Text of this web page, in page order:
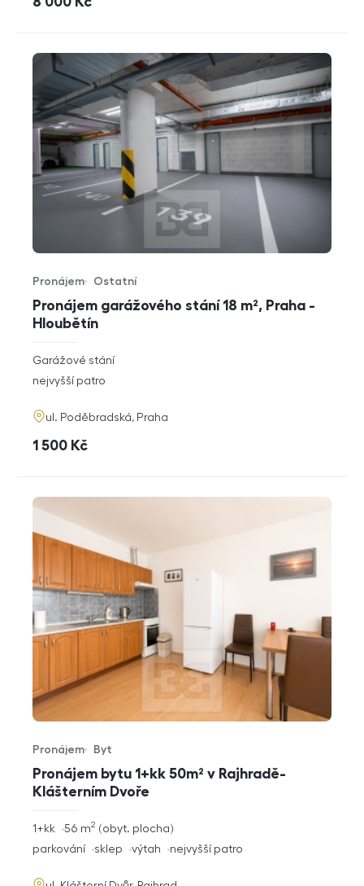
Pronájem garážového stání 18 m², Praha -
Hloubětín
Typ nabídky
Pronájem
Typ nemovitosti
Ostatní
rozměry
dispozice
Garážové stání
funkce
nejvyšší patro
adresa
ul. Poděbradská, Praha
cena
1 500 Kč
Pronájem bytu 1+kk 50m² v Rajhradě-
Klášterním Dvoře
Typ nabídky
Pronájem
Typ nemovitosti
Byt
rozměry
dispozice
1+kk obyt. plocha
56 m2
funkce
parkování sklep výtah nejvyšší patro